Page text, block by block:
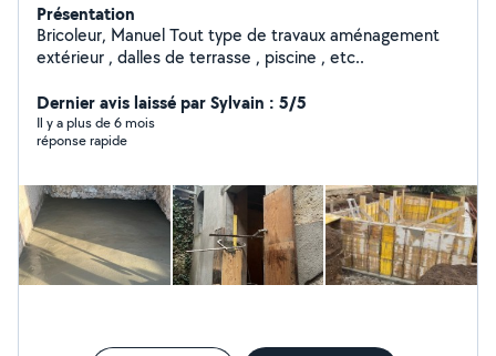
Présentation
Bricoleur, Manuel Tout type de travaux aménagement
extérieur , dalles de terrasse , piscine , etc..
Dernier avis laissé par Sylvain : 5/5
Il y a plus de 6 mois
réponse rapide